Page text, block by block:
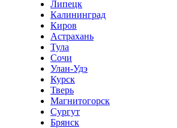
Липецк
Калининград
Киров
Астрахань
Тула
Сочи
Улан-Удэ
Курск
Тверь
Магнитогорск
Сургут
Брянск